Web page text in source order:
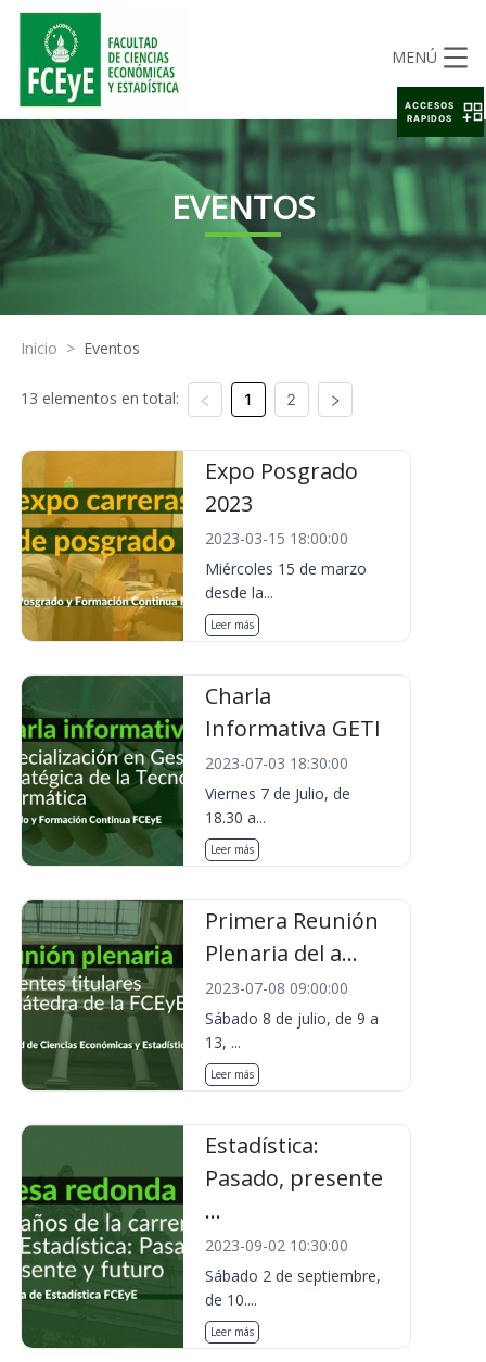
MENÚ
EVENTOS
Inicio > Eventos
13 elementos en total: 1 2
Expo Posgrado
2023
2023-03-15 18:00:00
Miércoles 15 de marzo
desde la...
Leer más
Charla
Informativa GETI
2023-07-03 18:30:00
Viernes 7 de Julio, de
18.30 a...
Leer más
Primera Reunión
Plenaria del a...
2023-07-08 09:00:00
Sábado 8 de julio, de 9 a
13, ...
Leer más
Estadística:
Pasado, presente
...
2023-09-02 10:30:00
Sábado 2 de septiembre,
de 10....
Leer más
ACCESOS
RAPIDOS